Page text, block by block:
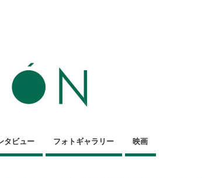
タビュー フォトギャラリー 映画